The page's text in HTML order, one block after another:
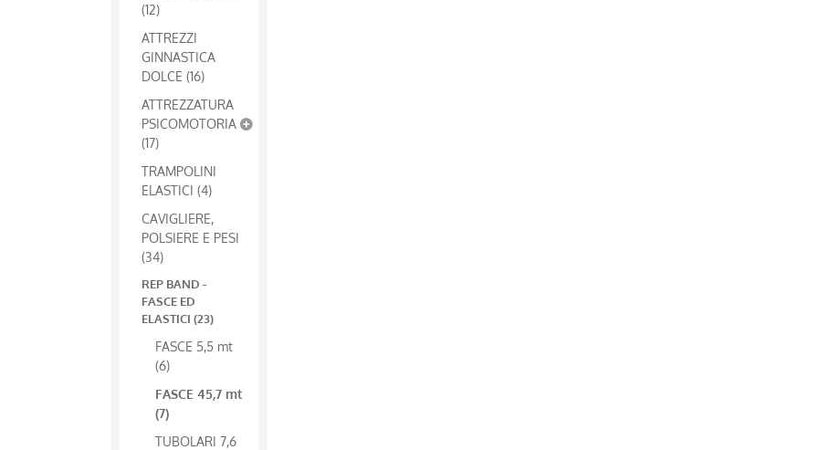
(12)
ATTREZZI
GINNASTICA
DOLCE (16)
ATTREZZATURA
PSICOMOTORIA
(17)
TRAMPOLINI
ELASTICI (4)
CAVIGLIERE,
POLSIERE E PESI
(34)
REP BAND -
FASCE ED
ELASTICI (23)
FASCE 5,5 mt
(6)
FASCE 45,7 mt
(7)
TUBOLARI 7,6